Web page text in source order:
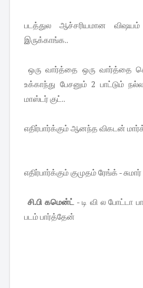
படத்துல ஆச்சரியமான
இருக்காங்க..
ஒரு வார்த்தை ஒரு வார்த்தை
உக்காந்து பேசனும் 2 பாட்டும்
மாஸ்டர் குட்..
எதிர்பார்க்கும் ஆனந்த விகடன்
எதிர்பார்க்கும் குமுதம் ரேங்க் - சுமார்
சி.பி கமென்ட் - டி வி ல போட்டா
படம் பார்த்தேன்